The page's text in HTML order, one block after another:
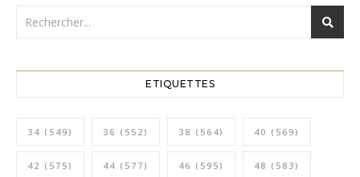
ETIQUETTES
34 (549) 36 (552) 38 (564) 40 (569)
42 (575) 44 (577) 46 (595) 48 (583)